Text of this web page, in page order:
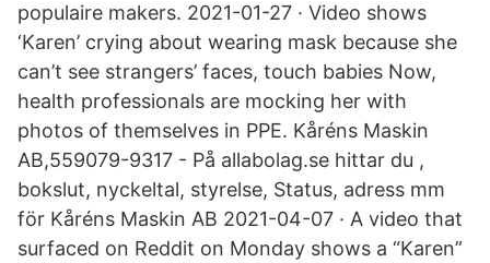
populaire makers. 2021-01-27 · Video shows
‘Karen’ crying about wearing mask because she
can’t see strangers’ faces, touch babies Now,
health professionals are mocking her with
photos of themselves in PPE. Kåréns Maskin
AB,559079-9317 - På allabolag.se hittar du ,
bokslut, nyckeltal, styrelse, Status, adress mm
för Kåréns Maskin AB 2021-04-07 · A video that
surfaced on Reddit on Monday shows a “Karen”